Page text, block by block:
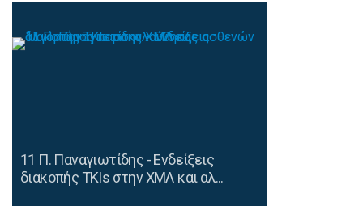
11 Π. Παναγιωτίδης - Ενδείξεις
διακοπής TKIs στην ΧΜΛ και αλ...